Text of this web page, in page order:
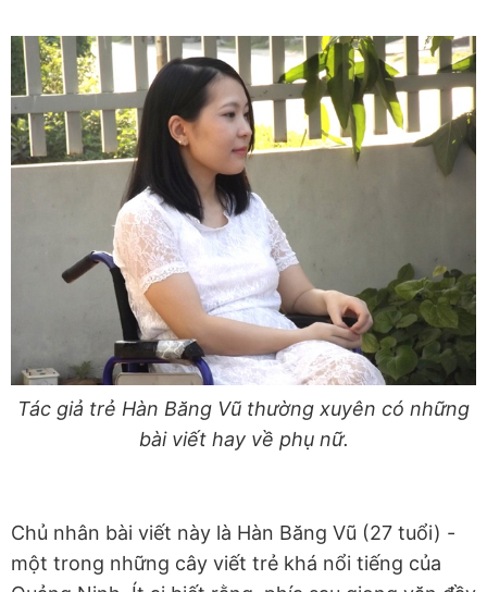
Tác giả trẻ Hàn Băng Vũ thường xuyên có những
bài viết hay về phụ nữ.
Chủ nhân bài viết này là Hàn Băng Vũ (27 tuổi) -
một trong những cây viết trẻ khá nổi tiếng của